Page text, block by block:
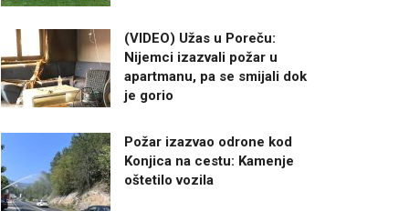
(VIDEO) Užas u Poreču:
Nijemci izazvali požar u
apartmanu, pa se smijali dok
je gorio
Požar izazvao odrone kod
Konjica na cestu: Kamenje
oštetilo vozila